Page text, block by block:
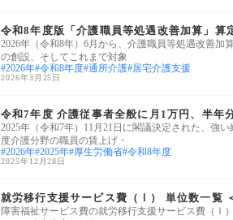
令和8年度版「介護職員等処遇改善加算」算
2026年（令和8年）6月から、介護職員等処遇改善
の創設、そしてこれまで対象
2026年 令和8年度 通所介護 居宅介護支援
2026年3月25日
令和7年度 介護従事者全般に月1万円、半年
2025年（令和7年）11月21日に閣議決定された、強
度介護分野の職員の賃上げ・
2026年 2025年 厚生労働省 令和8年度
2025年12月28日
就労移行支援サービス費（Ⅰ） 単位数一覧
障害福祉サービス費の就労移行支援サービス費（Ⅰ